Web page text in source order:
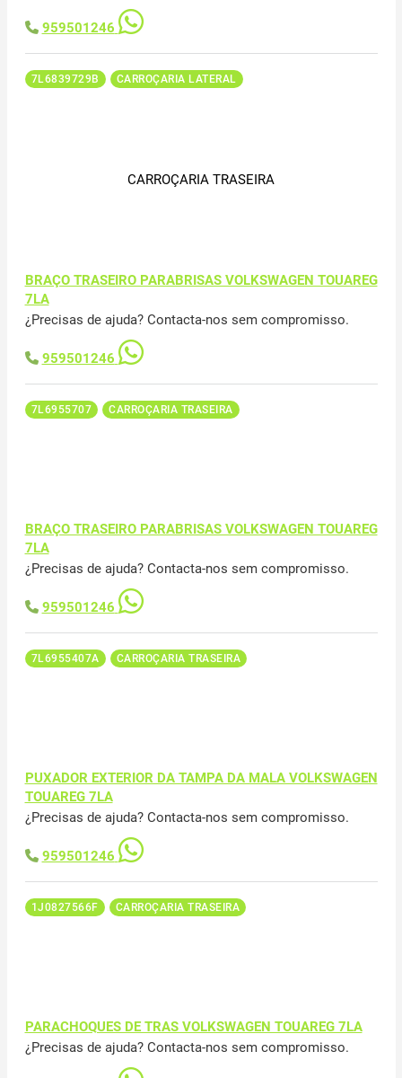
959501246
7L6839729B CARROÇARIA LATERAL
CARROÇARIA TRASEIRA
BRAÇO TRASEIRO PARABRISAS VOLKSWAGEN TOUAREG
7LA
¿Precisas de ajuda? Contacta-nos sem compromisso.
959501246
7L6955707 CARROÇARIA TRASEIRA
BRAÇO TRASEIRO PARABRISAS VOLKSWAGEN TOUAREG
7LA
¿Precisas de ajuda? Contacta-nos sem compromisso.
959501246
7L6955407A CARROÇARIA TRASEIRA
PUXADOR EXTERIOR DA TAMPA DA MALA VOLKSWAGEN
TOUAREG 7LA
¿Precisas de ajuda? Contacta-nos sem compromisso.
959501246
1J0827566F CARROÇARIA TRASEIRA
PARACHOQUES DE TRAS VOLKSWAGEN TOUAREG 7LA
¿Precisas de ajuda? Contacta-nos sem compromisso.